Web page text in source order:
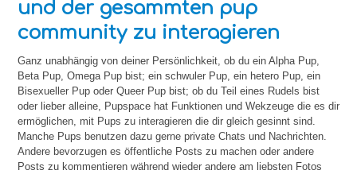
und der gesammten pup
community zu interagieren
Ganz unabhängig von deiner Persönlichkeit, ob du ein Alpha Pup,
Beta Pup, Omega Pup bist; ein schwuler Pup, ein hetero Pup, ein
Bisexueller Pup oder Queer Pup bist; ob du Teil eines Rudels bist
oder lieber alleine, Pupspace hat Funktionen und Wekzeuge die es dir
ermöglichen, mit Pups zu interagieren die dir gleich gesinnt sind.
Manche Pups benutzen dazu gerne private Chats und Nachrichten.
Andere bevorzugen es öffentliche Posts zu machen oder andere
Posts zu kommentieren während wieder andere am liebsten Fotos